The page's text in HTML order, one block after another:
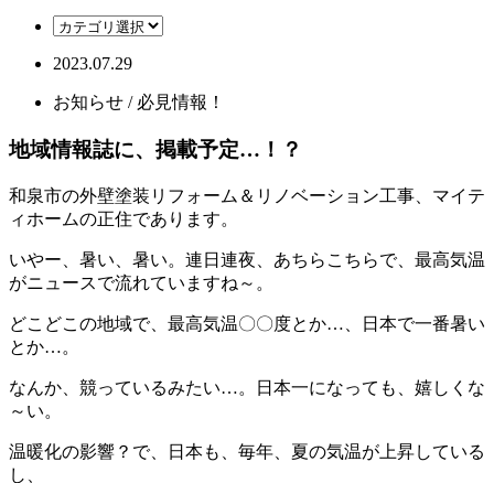
2023.07.29
お知らせ / 必見情報！
地域情報誌に、掲載予定…！？
和泉市の外壁塗装リフォーム＆リノベーション工事、マイテ
ィホームの正住であります。
いやー、暑い、暑い。連日連夜、あちらこちらで、最高気温
がニュースで流れていますね～。
どこどこの地域で、最高気温〇〇度とか…、日本で一番暑い
とか…。
なんか、競っているみたい…。日本一になっても、嬉しくな
～い。
温暖化の影響？で、日本も、毎年、夏の気温が上昇している
し、